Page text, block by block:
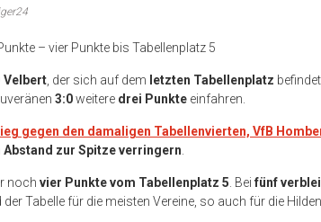
– vier Punkte bis Tabellenplatz 5
Velbert , der sich auf dem letzten Tabellenplatz
3:0weitere drei Punkte einfahren.
gegen den damaligen Tabellenvierten, VfB
Abstand zur Spitze verringern
noch vier Punkte vom Tabellenplatz 5 . Bei fünf
Tabelle für die meisten Vereine, so auch für die